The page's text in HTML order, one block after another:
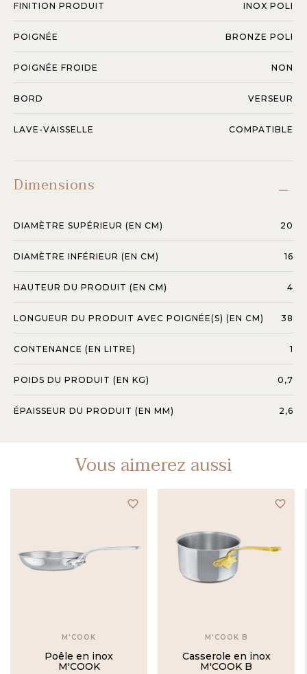
FINITION PRODUIT INOX POLI
POIGNÉE BRONZE POLI
POIGNÉE FROIDE NON
BORD VERSEUR
LAVE-VAISSELLE COMPATIBLE
Dimensions
DIAMÈTRE SUPÉRIEUR (EN CM) 20
DIAMÈTRE INFÉRIEUR (EN CM) 16
HAUTEUR DU PRODUIT (EN CM) 4
LONGUEUR DU PRODUIT AVEC POIGNÉE(S) (EN CM) 38
CONTENANCE (EN LITRE) 1
POIDS DU PRODUIT (EN KG) 0,7
ÉPAISSEUR DU PRODUIT (EN MM) 2,6
Vous aimerez aussi
favorite_border
M'COOK
Poêle en inox
M'COOK
favorite_border
M'COOK B
Casserole en inox
M'COOK B